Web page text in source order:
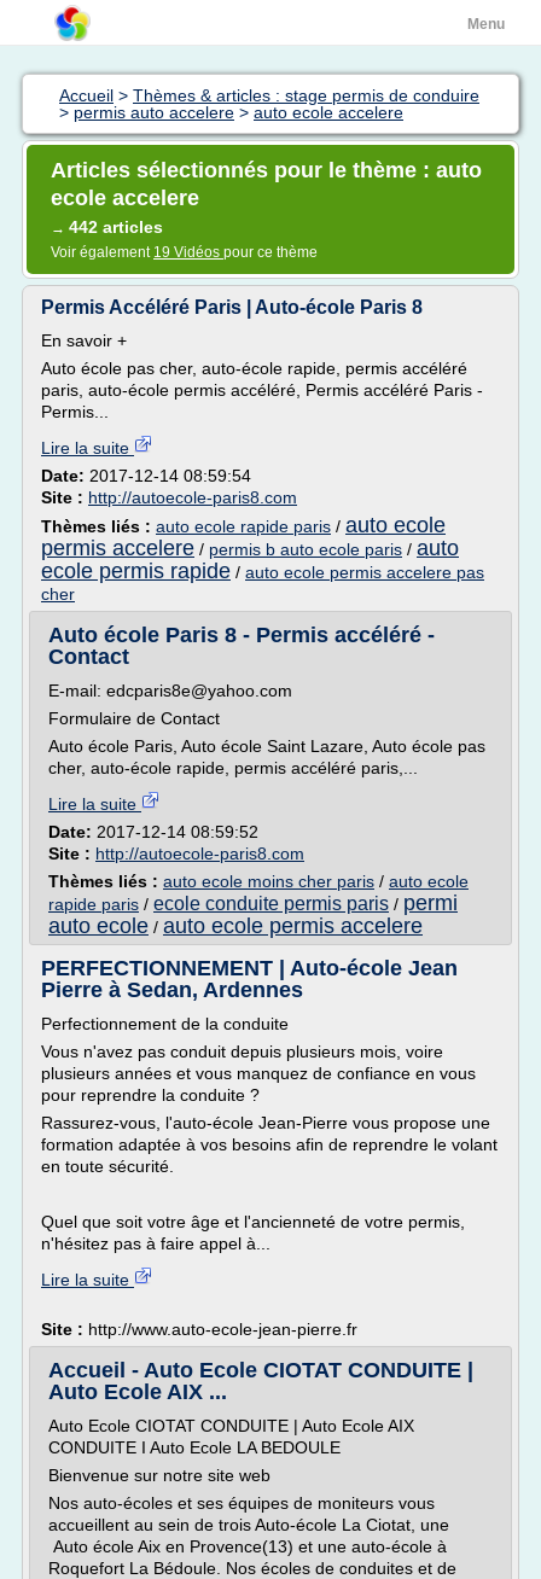
Menu
Accueil > Thèmes & articles : stage permis de conduire
> permis auto accelere > auto ecole accelere
Articles sélectionnés pour le thème : auto
ecole accelere
→ 442 articles
Voir également 19 Vidéos pour ce thème
Permis Accéléré Paris | Auto-école Paris 8
En savoir +
Auto école pas cher, auto-école rapide, permis accéléré
paris, auto-école permis accéléré, Permis accéléré Paris -
Permis...
Lire la suite
Date: 2017-12-14 08:59:54
Site : http://autoecole-paris8.com
Thèmes liés : auto ecole rapide paris / auto ecole
permis accelere / permis b auto ecole paris / auto
ecole permis rapide / auto ecole permis accelere pas
cher
Auto école Paris 8 - Permis accéléré -
Contact
E-mail: edcparis8e@yahoo.com
Formulaire de Contact
Auto école Paris, Auto école Saint Lazare, Auto école pas
cher, auto-école rapide, permis accéléré paris,...
Lire la suite
Date: 2017-12-14 08:59:52
Site : http://autoecole-paris8.com
Thèmes liés : auto ecole moins cher paris / auto ecole
rapide paris / ecole conduite permis paris / permi
auto ecole / auto ecole permis accelere
PERFECTIONNEMENT | Auto-école Jean
Pierre à Sedan, Ardennes
Perfectionnement de la conduite
Vous n'avez pas conduit depuis plusieurs mois, voire
plusieurs années et vous manquez de confiance en vous
pour reprendre la conduite ?
Rassurez-vous, l'auto-école Jean-Pierre vous propose une
formation adaptée à vos besoins afin de reprendre le volant
en toute sécurité.
Quel que soit votre âge et l'ancienneté de votre permis,
n'hésitez pas à faire appel à...
Lire la suite
Site : http://www.auto-ecole-jean-pierre.fr
Accueil - Auto Ecole CIOTAT CONDUITE |
Auto Ecole AIX ...
Auto Ecole CIOTAT CONDUITE | Auto Ecole AIX
CONDUITE I Auto Ecole LA BEDOULE
Bienvenue sur notre site web
Nos auto-écoles et ses équipes de moniteurs vous
accueillent au sein de trois Auto-école La Ciotat, une
Auto école Aix en Provence(13) et une auto-école à
Roquefort La Bédoule. Nos écoles de conduites et de